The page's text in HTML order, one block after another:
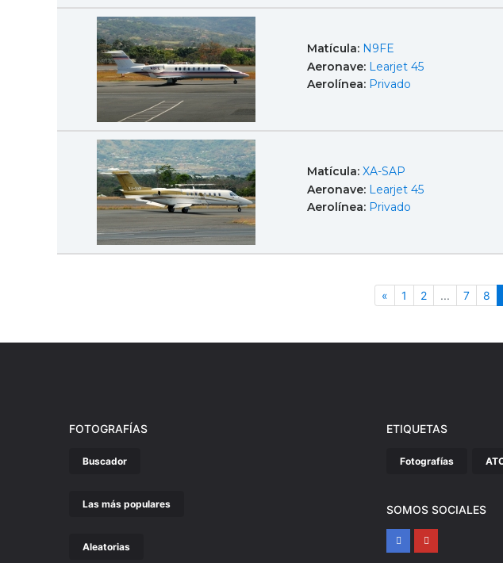
Matícula: N9FE
Aeronave: Learjet 45
Aerolínea: Privado
Matícula: XA-SAP
Aeronave: Learjet 45
Aerolínea: Privado
«Anterior
1 2 ... 7 8
FOTOGRAFÍAS
Buscador
Las más populares
Aleatorias
ETIQUETAS
Fotografías
SOMOS SOCIALES